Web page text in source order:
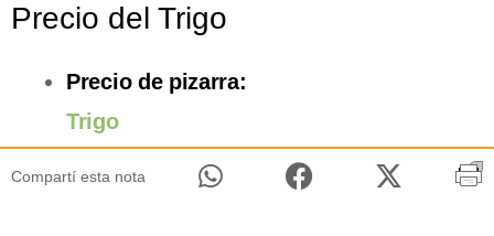
Precio del Trigo
Precio de pizarra:
Trigo
Compartí esta nota